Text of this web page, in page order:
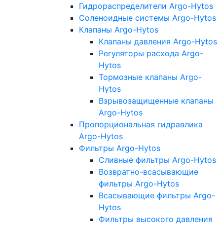
Гидрораспределители Argo-Hytos
Соленоидные системы Argo-Hytos
Клапаны Argo-Hytos
Клапаны давления Argo-Hytos
Регуляторы расхода Argo-
Hytos
Тормозные клапаны Argo-
Hytos
Взрывозащищенные клапаны
Argo-Hytos
Пропорциональная гидравлика
Argo-Hytos
Фильтры Argo-Hytos
Сливные фильтры Argo-Hytos
Возвратно-всасывающие
фильтры Argo-Hytos
Всасывающие фильтры Argo-
Hytos
Фильтры высокого давления